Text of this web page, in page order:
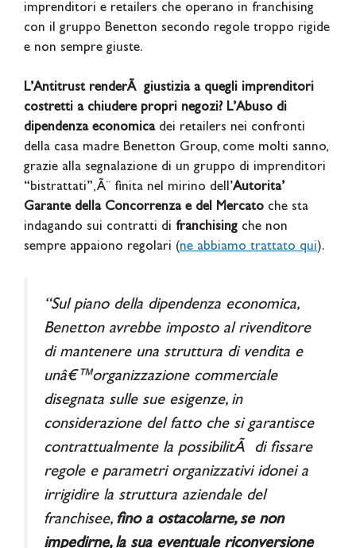
imprenditori e retailers che operano in franchising
con il gruppo Benetton secondo regole troppo rigide
e non sempre giuste.
L’Antitrust renderÃ giustizia a quegli imprenditori
costretti a chiudere propri negozi? L’Abuso di
dipendenza economicadei retailers nei confronti
della casa madre Benetton Group, come molti sanno,
grazie alla segnalazione di un gruppo di imprenditori
“bistrattati”, Ã¨ finita nel mirino dell’Autorita’
Garante della Concorrenza e del Mercato che sta
indagando sui contratti di franchising che non
sempre appaiono regolari (ne abbiamo trattato qui).
“Sul piano della dipendenza economica,
Benetton avrebbe imposto al rivenditore
di mantenere una struttura di vendita e
unâ€™organizzazione commerciale
disegnata sulle sue esigenze, in
considerazione del fatto che si garantisce
contrattualmente la possibilitÃ di fissare
regole e parametri organizzativi idonei a
irrigidire la struttura aziendale del
franchisee, fino a ostacolarne, se non
impedirne, la sua eventuale riconversione